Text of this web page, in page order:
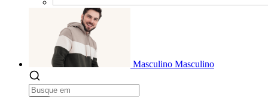
Masculino Masculino